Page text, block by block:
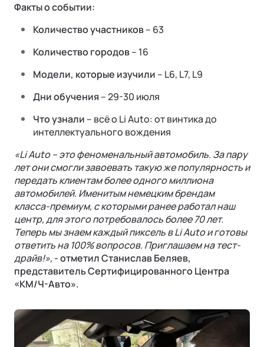
Факты о событии:
Количество участников– 63
Количество городов– 16
Модели, которые изучили – L6, L7, L9
Дни обучения – 29-30 июля
Что узнали – всё о Li Auto: от винтика до
интеллектуального вождения
«Li Auto – это феноменальный автомобиль. За пару
лет они смогли завоевать такую же популярность и
передать клиентам более одного миллиона
автомобилей. Именитым немецким брендам
класса-премиум, с которыми ранее работал наш
центр, для этого потребовалось более 70 лет.
Теперь мы знаем каждый пиксель в Li Auto и готовы
ответить на 100% вопросов. Приглашаем на тест-
драйв!», - отметил Станислав Беляев,
представитель Сертифицированного Центра
«КМ/Ч-Авто».